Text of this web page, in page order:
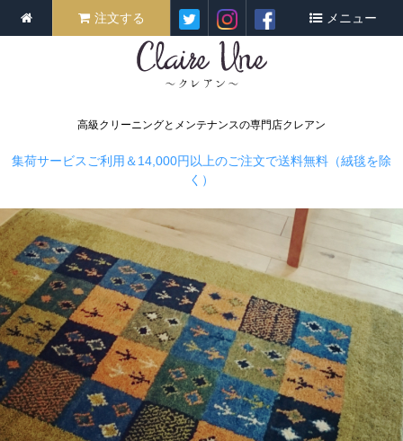
高級クリーニングとメンテナンスの専門店クレアン
注文する メニュー
集荷サービスご利用＆14,000円以上のご注文で送料無料（絨毯を除
く）